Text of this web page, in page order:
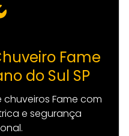
Fame
do Sul SP
Fame com
e segurança